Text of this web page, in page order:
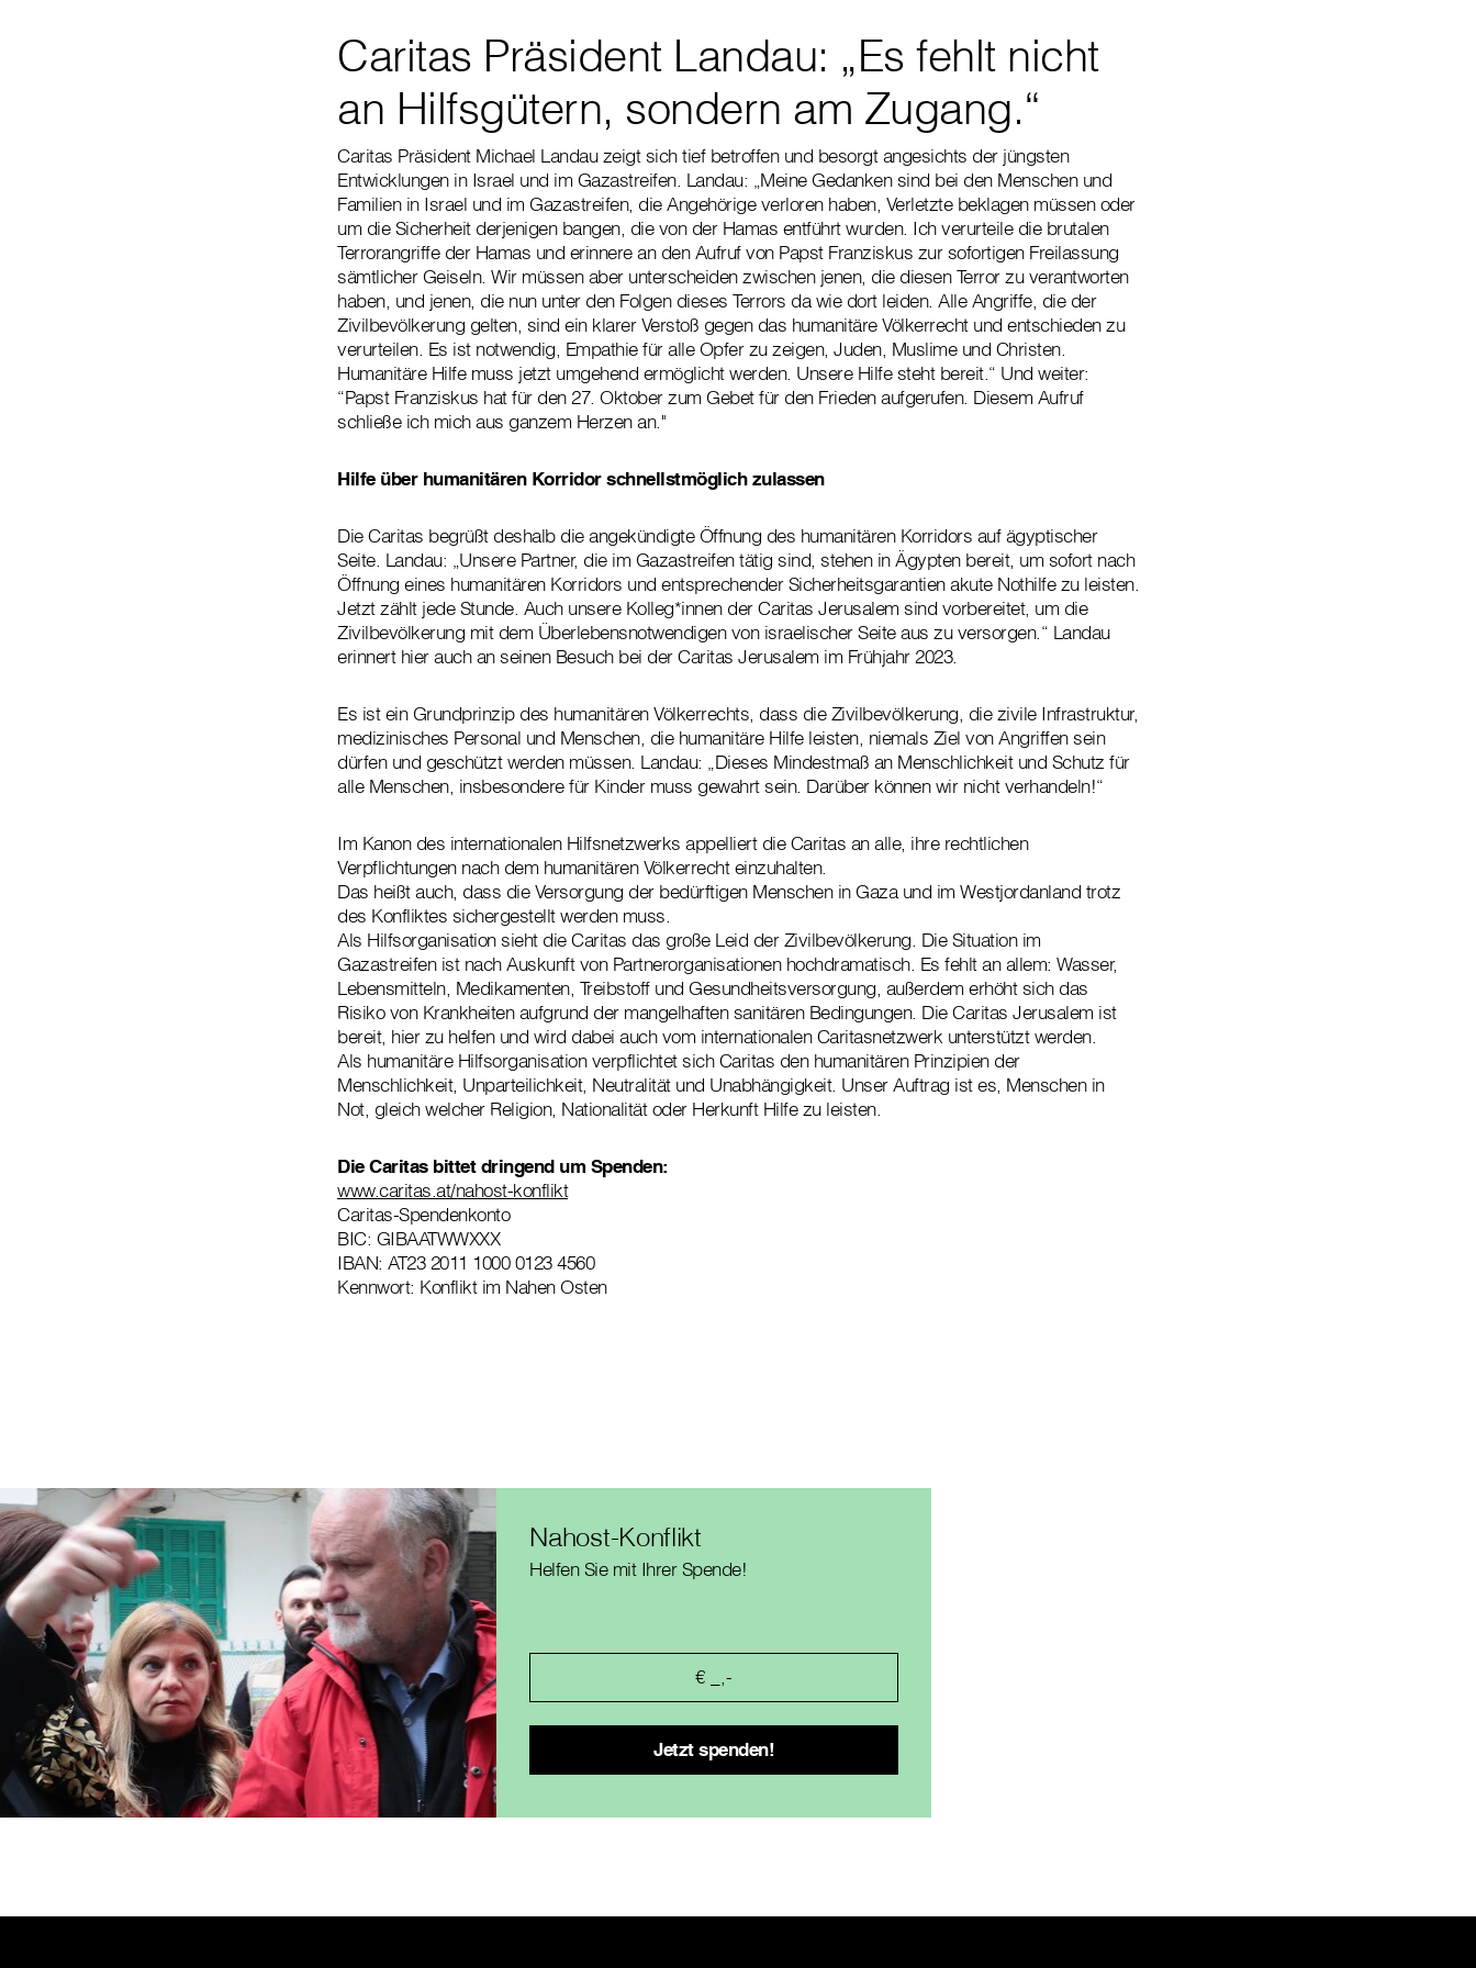
Caritas Präsident Landau: „Es fehlt nicht
an Hilfsgütern, sondern am Zugang.“
Caritas Präsident Michael Landau zeigt sich tief betroffen und besorgt angesichts der jüngsten
Entwicklungen in Israel und im Gazastreifen. Landau: „Meine Gedanken sind bei den Menschen und
Familien in Israel und im Gazastreifen, die Angehörige verloren haben, Verletzte beklagen müssen oder
um die Sicherheit derjenigen bangen, die von der Hamas entführt wurden. Ich verurteile die brutalen
Terrorangriffe der Hamas und erinnere an den Aufruf von Papst Franziskus zur sofortigen Freilassung
sämtlicher Geiseln. Wir müssen aber unterscheiden zwischen jenen, die diesen Terror zu verantworten
haben, und jenen, die nun unter den Folgen dieses Terrors da wie dort leiden. Alle Angriffe, die der
Zivilbevölkerung gelten, sind ein klarer Verstoß gegen das humanitäre Völkerrecht und entschieden zu
verurteilen. Es ist notwendig, Empathie für alle Opfer zu zeigen, Juden, Muslime und Christen.
Humanitäre Hilfe muss jetzt umgehend ermöglicht werden. Unsere Hilfe steht bereit.“ Und weiter:
“Papst Franziskus hat für den 27. Oktober zum Gebet für den Frieden aufgerufen. Diesem Aufruf
schließe ich mich aus ganzem Herzen an."
Hilfe über humanitären Korridor schnellstmöglich zulassen
Die Caritas begrüßt deshalb die angekündigte Öffnung des humanitären Korridors auf ägyptischer
Seite. Landau: „Unsere Partner, die im Gazastreifen tätig sind, stehen in Ägypten bereit, um sofort nach
Öffnung eines humanitären Korridors und entsprechender Sicherheitsgarantien akute Nothilfe zu leisten.
Jetzt zählt jede Stunde. Auch unsere Kolleg*innen der Caritas Jerusalem sind vorbereitet, um die
Zivilbevölkerung mit dem Überlebensnotwendigen von israelischer Seite aus zu versorgen.“ Landau
erinnert hier auch an seinen Besuch bei der Caritas Jerusalem im Frühjahr 2023.
Es ist ein Grundprinzip des humanitären Völkerrechts, dass die Zivilbevölkerung, die zivile Infrastruktur,
medizinisches Personal und Menschen, die humanitäre Hilfe leisten, niemals Ziel von Angriffen sein
dürfen und geschützt werden müssen. Landau: „Dieses Mindestmaß an Menschlichkeit und Schutz für
alle Menschen, insbesondere für Kinder muss gewahrt sein. Darüber können wir nicht verhandeln!“
Im Kanon des internationalen Hilfsnetzwerks appelliert die Caritas an alle, ihre rechtlichen
Verpflichtungen nach dem humanitären Völkerrecht einzuhalten.
Das heißt auch, dass die Versorgung der bedürftigen Menschen in Gaza und im Westjordanland trotz
des Konfliktes sichergestellt werden muss.
Als Hilfsorganisation sieht die Caritas das große Leid der Zivilbevölkerung. Die Situation im
Gazastreifen ist nach Auskunft von Partnerorganisationen hochdramatisch. Es fehlt an allem: Wasser,
Lebensmitteln, Medikamenten, Treibstoff und Gesundheitsversorgung, außerdem erhöht sich das
Risiko von Krankheiten aufgrund der mangelhaften sanitären Bedingungen. Die Caritas Jerusalem ist
bereit, hier zu helfen und wird dabei auch vom internationalen Caritasnetzwerk unterstützt werden.
Als humanitäre Hilfsorganisation verpflichtet sich Caritas den humanitären Prinzipien der
Menschlichkeit, Unparteilichkeit, Neutralität und Unabhängigkeit. Unser Auftrag ist es, Menschen in
Not, gleich welcher Religion, Nationalität oder Herkunft Hilfe zu leisten.
Die Caritas bittet dringend um Spenden:
www.caritas.at/nahost-konflikt
Caritas-Spendenkonto
BIC: GIBAATWWXXX
IBAN: AT23 2011 1000 0123 4560
Kennwort: Konflikt im Nahen Osten
Nahost-Konflikt
Helfen Sie mit Ihrer Spende!